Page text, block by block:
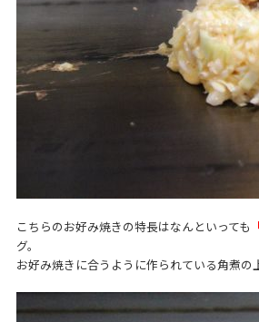
こちらのお好み焼きの特長はなんといっても
グ。
お好み焼きに合うように作られている角煮の